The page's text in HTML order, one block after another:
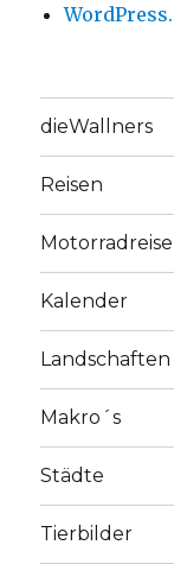
dieWallners
Reisen
Kalender
Landschaften
Makro´s
Städte
Tierbilder